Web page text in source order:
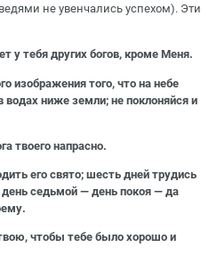
не увенчались успехом). Эти
у тебя других богов, кроме Меня.
изображения того, что на небе
водах ниже земли; не поклоняйся и
твоего напрасно.
его свято; шесть дней трудись
день седьмой — день покоя — да
чтобы тебе было хорошо и